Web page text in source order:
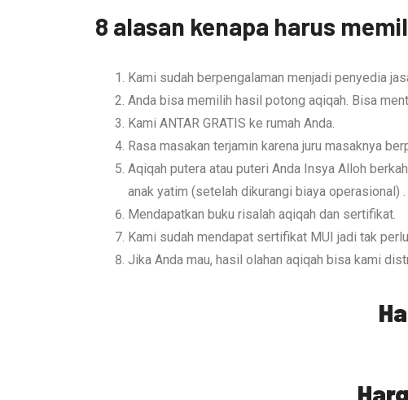
8 alasan kenapa harus
Kami sudah berpengalaman menjadi penyedia
Anda bisa memilih hasil potong aqiqah. Bisa
Kami ANTAR GRATIS ke rumah Anda.
Rasa masakan terjamin karena juru masaknya
Aqiqah putera atau puteri Anda Insya Alloh
anak yatim (setelah dikurangi biaya operasional) .
Mendapatkan buku risalah aqiqah dan sertifikat.
Kami sudah mendapat sertifikat MUI jadi tak
Jika Anda mau, hasil olahan aqiqah bisa kami